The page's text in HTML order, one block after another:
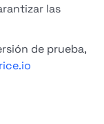
las
de prueba,